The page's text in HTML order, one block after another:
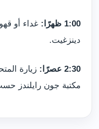
1:00 ظهرًا:
غداء أو
دينزغيت.
2:30 عصرًا:
زيارة
مكتبة جون رايلندز